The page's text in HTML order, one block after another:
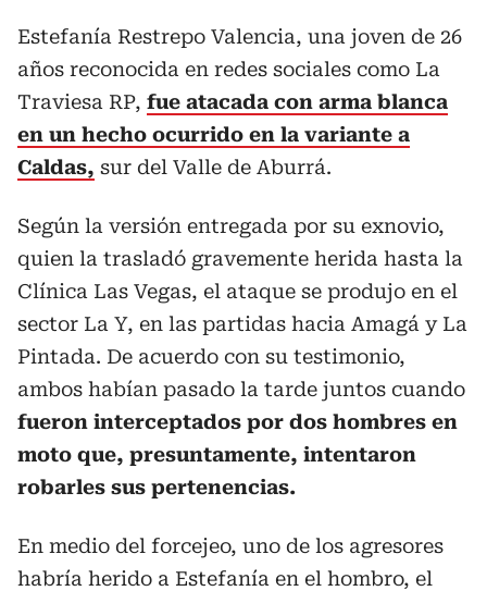
Estefanía Restrepo Valencia, una joven de 26
años reconocida en redes sociales como La
Traviesa RP, fue atacada con arma blanca
en un hecho ocurrido en la variante a
Caldas, sur del Valle de Aburrá.
Según la versión entregada por su exnovio,
quien la trasladó gravemente herida hasta la
Clínica Las Vegas, el ataque se produjo en el
sector La Y, en las partidas hacia Amagá y La
Pintada. De acuerdo con su testimonio,
ambos habían pasado la tarde juntos cuando
fueron interceptados por dos hombres en
moto que, presuntamente, intentaron
robarles sus pertenencias.
En medio del forcejeo, uno de los agresores
habría herido a Estefanía en el hombro, el